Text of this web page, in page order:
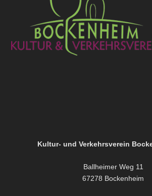
Kultur- und Verkehrsverein
Ballheimer Weg 11
67278 Bockenheim